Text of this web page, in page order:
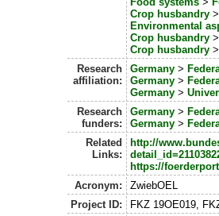
Crop husbandry>
Environmental
Crop husbandry>
Crop husbandry>
Research
affiliation:
Germany>
Germany>
Germany>
Research
funders:
Germany>
Germany>
Related
Links:
http://
https://
Acronym:
ZwiebOEL
Project ID:
FKZ 19OE019,